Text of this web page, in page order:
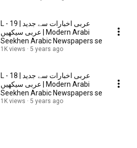
L - 19 | عربی اخبارات سے جديد
عربی سیکھیں | Modern Arabi
Seekhen Arabic Newspapers se
1K views 5 years ago
L - 18 | عربی اخبارات سے جديد
عربی سیکھیں | Modern Arabi
Seekhen Arabic Newspapers se
1K views 5 years ago